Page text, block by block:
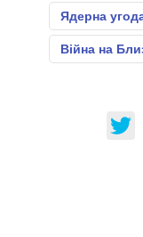
Ядерна
Війна на